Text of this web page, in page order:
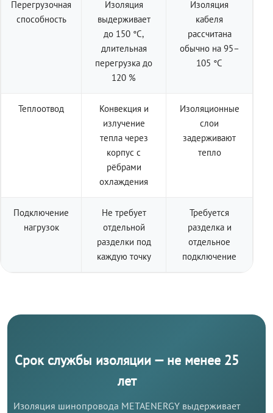
Перегрузочная
способность
Изоляция
выдерживает
до 150 °C,
длительная
перегрузка до
120 %
Изоляция
кабеля
рассчитана
обычно на 95–
105 °C
Теплоотвод
Конвекция и
излучение
тепла через
корпус с
рёбрами
охлаждения
Изоляционные
слои
задерживают
тепло
Подключение
нагрузок
Не требует
отдельной
разделки под
каждую точку
Требуется
разделка и
отдельное
подключение
Срок службы изоляции — не менее 25
лет
Изоляция шинопровода METAENERGY выдерживает